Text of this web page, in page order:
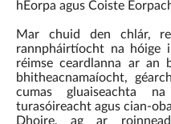
hEorpa agus Coiste
Mar chuid den chlár,
rannpháirtíocht na hóige
réimse ceardlanna ar an
bhitheacnamaíocht,
cumas gluaiseachta
turasóireacht agus cian-
Dhoire, ag ar